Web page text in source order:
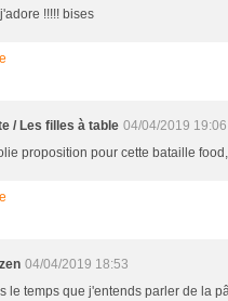
!!!!! bises
/ Les filles à table 04/04/2019 19:06
proposition pour cette bataille
04/04/2019 18:53
le temps que j'entends parler de la